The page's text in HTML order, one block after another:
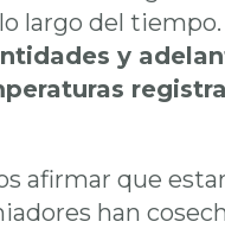
largo del
y
afirmar que
han